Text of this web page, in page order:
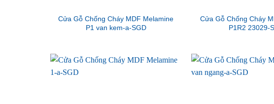
Cửa Gỗ Chống Cháy MDF Melamine
P1 van kem-a-SGD
Cửa Gỗ Chống Cháy
P1R2 23029-